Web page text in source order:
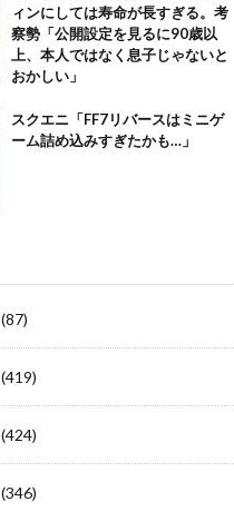
ィンにしては寿命が長すぎる。考
察勢「公開設定を見るに90歳以
上、本人ではなく息子じゃないと
おかしい」
スクエニ「FF7リバースはミニゲ
ーム詰め込みすぎたかも…」
(87)
(419)
(424)
(346)